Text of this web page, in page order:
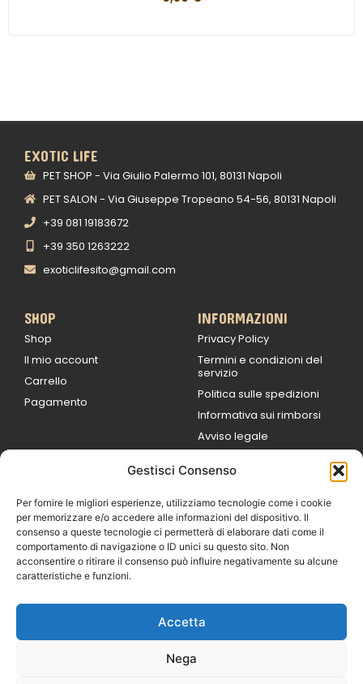
Gestisci Consenso
Per fornire le migliori esperienze, utilizziamo tecnologie come i cookie
per memorizzare e/o accedere alle informazioni del dispositivo. Il
consenso a queste tecnologie ci permetterà di elaborare dati come il
comportamento di navigazione o ID unici su questo sito. Non
acconsentire o ritirare il consenso può influire negativamente su alcune
caratteristiche e funzioni.
Accetta
Nega
EXOTIC LIFE
PET SHOP - Via Giulio Palermo 101, 80131 Napoli
PET SALON - Via Giuseppe Tropeano 54-56, 80131 Napoli
+39 081 19183672
+39 350 1263222
exoticlifesito@gmail.com
SHOP
Shop
Il mio account
Carrello
Pagamento
INFORMAZIONI
Privacy Policy
Termini e condizioni del
servizio
Politica sulle spedizioni
Informativa sui rimborsi
Avviso legale
9:00
Sabato 09:00 /
14:00
16:30 / 20:00
Domenica
Castaldi Luca | P.IVA
IT07259351216